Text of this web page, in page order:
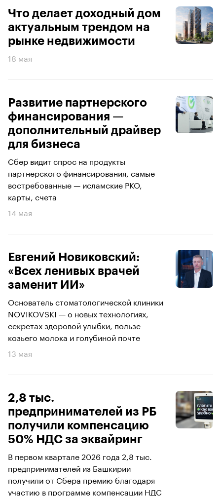
Что делает доходный дом
актуальным трендом на
рынке недвижимости
18 мая
Развитие партнерского
финансирования —
дополнительный драйвер
для бизнеса
Сбер видит спрос на продукты
партнерского финансирования, самые
востребованные — исламские РКО,
карты, счета
14 мая
Евгений Новиковский:
«Всех ленивых врачей
заменит ИИ»
Основатель стоматологической клиники
NOVIKOVSKI — о новых технологиях,
секретах здоровой улыбки, пользе
козьего молока и голубиной почте
13 мая
2,8 тыс.
предпринимателей из РБ
получили компенсацию
50% НДС за эквайринг
В первом квартале 2026 года 2,8 тыс.
предпринимателей из Башкирии
получили от Сбера премию благодаря
участию в программе компенсации НДС